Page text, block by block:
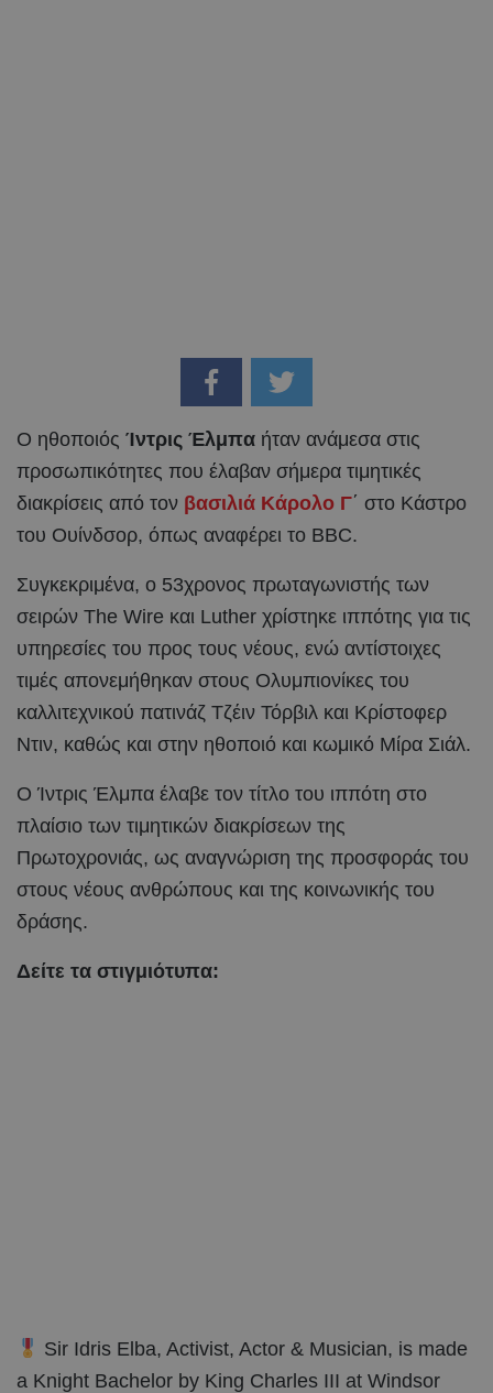
Ο ηθοποιός Ίντρις Έλμπα ήταν ανάμεσα στις
προσωπικότητες που έλαβαν σήμερα τιμητικές
διακρίσεις από τον βασιλιά Κάρολο Γ΄ στο Κάστρο
του Ουίνδσορ, όπως αναφέρει το BBC.
Συγκεκριμένα, ο 53χρονος πρωταγωνιστής των
σειρών The Wire και Luther χρίστηκε ιππότης για τις
υπηρεσίες του προς τους νέους, ενώ αντίστοιχες
τιμές απονεμήθηκαν στους Ολυμπιονίκες του
καλλιτεχνικού πατινάζ Τζέιν Τόρβιλ και Κρίστοφερ
Ντιν, καθώς και στην ηθοποιό και κωμικό Μίρα Σιάλ.
Ο Ίντρις Έλμπα έλαβε τον τίτλο του ιππότη στο
πλαίσιο των τιμητικών διακρίσεων της
Πρωτοχρονιάς, ως αναγνώριση της προσφοράς του
στους νέους ανθρώπους και της κοινωνικής του
δράσης.
Δείτε τα στιγμιότυπα:
Sir Idris Elba, Activist, Actor & Musician, is made
a Knight Bachelor by King Charles III at Windsor